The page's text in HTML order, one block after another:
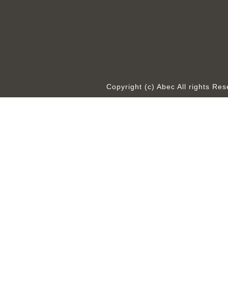
Copyright (c) Abec All rights